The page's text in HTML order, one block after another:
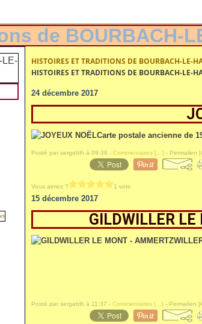
HISTOIRES ET TRADITIONS DE BOURBACH-LE-
HISTOIRES ET TRADITIONS DE BOURBACH-LE-
24 décembre 2017
Carte postale ancienne de
Posté par sergeblh à 09:38 - Commentaires [… ] - Permalien [
Vous aimez ? 1 vote
15 décembre 2017
GILDWILLER
Posté par sergeblh à 11:37 - Commentaires [… ] - Permalien [